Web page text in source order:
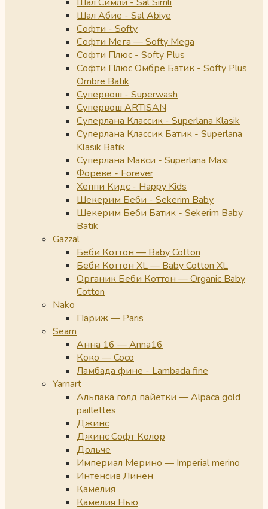
Шал Абие - Sal Abiye
Софти - Softy
Софти Мега — Softy Mega
Софти Плюс - Softy Plus
Софти Плюс Омбре Батик - Softy Plus
Ombre Batik
Супервош - Superwash
Супервош ARTISAN
Суперлана Классик - Superlana Klasik
Суперлана Классик Батик - Superlana
Klasik Batik
Суперлана Макси - Superlana Maxi
Фореве - Forever
Хеппи Кидс - Happy Kids
Шекерим Беби - Sekerim Baby
Шекерим Беби Батик - Sekerim Baby
Batik
Gazzal
Беби Коттон — Baby Cotton
Беби Коттон XL — Baby Cotton XL
Органик Беби Коттон — Organic Baby
Cotton
Nako
Париж — Paris
Seam
Анна 16 — Anna16
Коко — Coco
Ламбада фине - Lambada fine
Yarnart
Альпака голд пайетки — Alpaca gold
paillettes
Джинс
Джинс Софт Колор
Дольче
Империал Мерино — Imperial merino
Интенсив Линен
Камелия
Камелия Нью